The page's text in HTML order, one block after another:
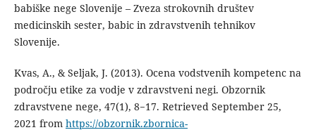
babiške nege Slovenije – Zveza strokovnih društev
medicinskih sester, babic in zdravstvenih tehnikov
Slovenije.
Kvas, A., & Seljak, J. (2013). Ocena vodstvenih kompetenc na
področju etike za vodje v zdravstveni negi. Obzornik
zdravstvene nege, 47(1), 8−17. Retrieved September 25,
2021 from https://obzornik.zbornica-